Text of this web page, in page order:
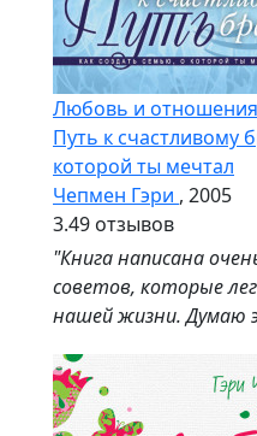
Любовь и отношения
Путь к счастливому
которой ты мечтал
Чепмен Гэри , 2005
3.49 отзывов
"Книга написана
советов, которые
нашей жизни. Думаю